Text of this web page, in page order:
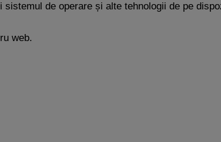
de operare și alte tehnologii de pe
web.